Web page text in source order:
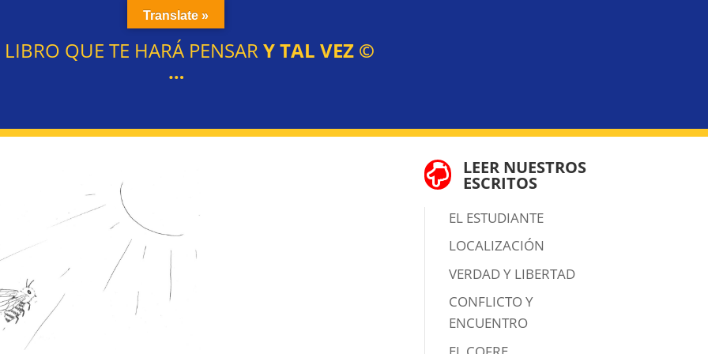
LIBRO QUE TE HARÁ PENSARY TAL VEZ ©
…
 LEER NUESTROS
ESCRITOS
EL ESTUDIANTE
LOCALIZACIÓN
VERDAD Y LIBERTAD
CONFLICTO Y
ENCUENTRO
Translate »